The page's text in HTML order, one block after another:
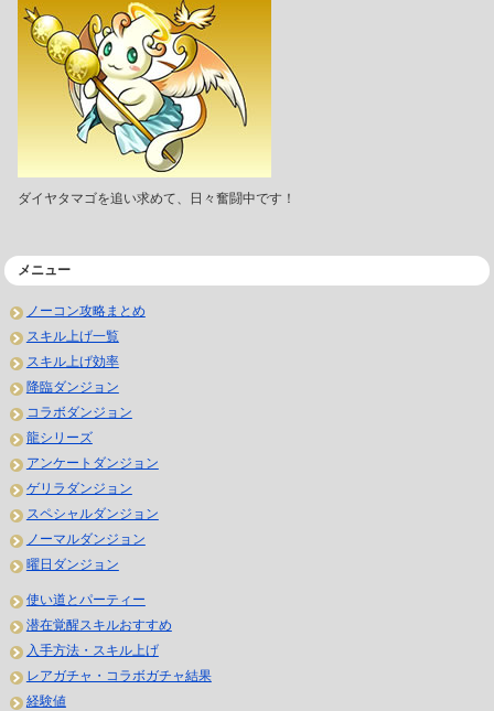
ダイヤタマゴを追い求めて、日々奮闘中です！
メニュー
ノーコン攻略まとめ
スキル上げ一覧
スキル上げ効率
降臨ダンジョン
コラボダンジョン
龍シリーズ
アンケートダンジョン
ゲリラダンジョン
スペシャルダンジョン
ノーマルダンジョン
曜日ダンジョン
使い道とパーティー
潜在覚醒スキルおすすめ
入手方法・スキル上げ
レアガチャ・コラボガチャ結果
経験値